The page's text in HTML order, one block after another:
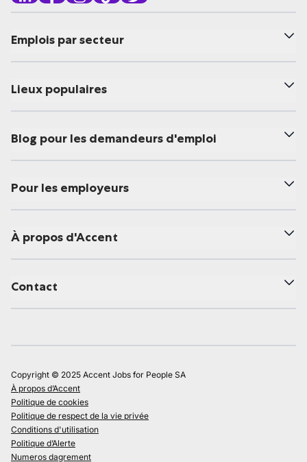
Emplois par secteur
Lieux populaires
Blog pour les demandeurs d'emploi
Pour les employeurs
À propos d'Accent
Contact
Copyright © 2025 Accent Jobs for People SA
À propos d’Accent
Politique de cookies
Politique de respect de la vie privée
Conditions d'utilisation
Politique d’Alerte
Numeros dagrement